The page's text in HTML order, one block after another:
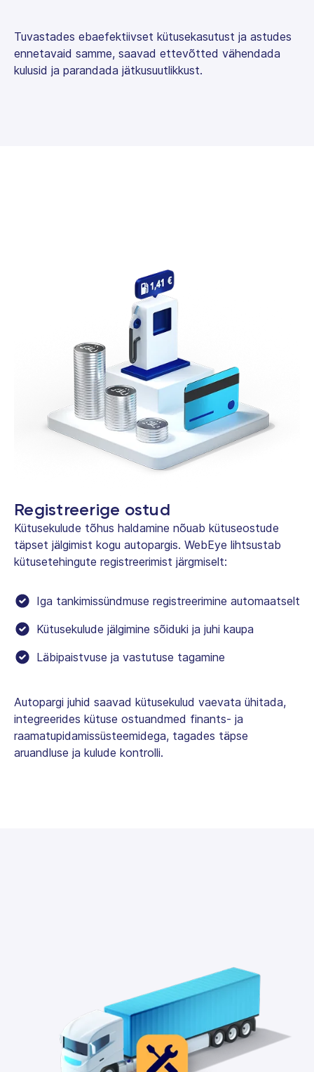
Tuvastades ebaefektiivset kütusekasutust ja astudes
ennetavaid samme, saavad ettevõtted vähendada
kulusid ja parandada jätkusuutlikkust.
Registreerige ostud
Kütusekulude tõhus haldamine nõuab kütuseostude
täpset jälgimist kogu autopargis. WebEye lihtsustab
kütusetehingute registreerimist järgmiselt:
Iga tankimissündmuse registreerimine automaatselt
Kütusekulude jälgimine sõiduki ja juhi kaupa
Läbipaistvuse ja vastutuse tagamine
Autopargi juhid saavad kütusekulud vaevata ühitada,
integreerides kütuse ostuandmed finants- ja
raamatupidamissüsteemidega, tagades täpse
aruandluse ja kulude kontrolli.